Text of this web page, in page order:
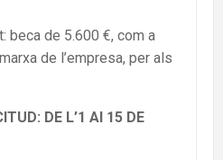
beca de 5.600 €, com a
de l’empresa, per als
DE L’1 Al 15 DE